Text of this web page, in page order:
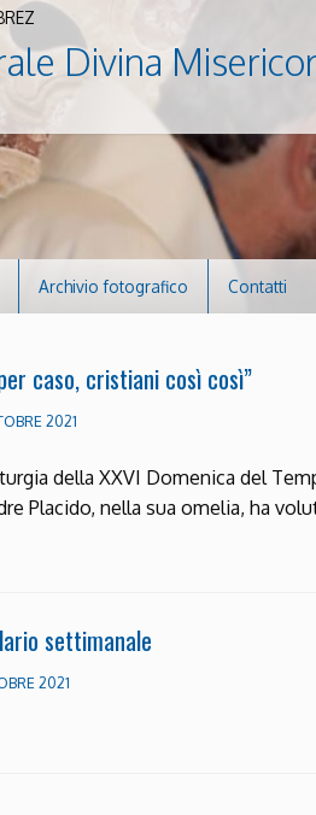
Divina
Archivio fotografico Contatti
caso, cristiani così così”
2021
della XXVI Domenica del
Placido, nella sua omelia, ha
settimanale
2021